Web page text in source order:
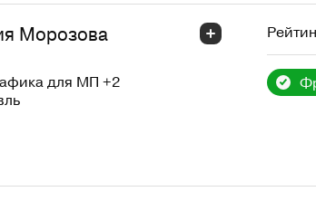
Морозова
для МП +2